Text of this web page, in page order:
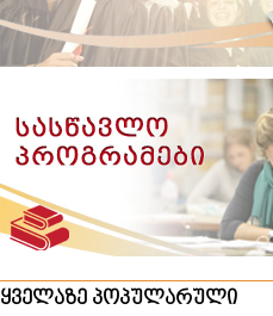
ყველაზე პოპულარული